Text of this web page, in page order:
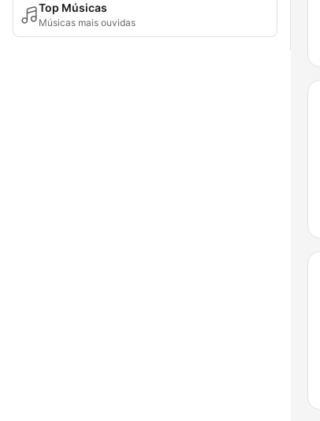
Top Músicas
Músicas mais ouvidas